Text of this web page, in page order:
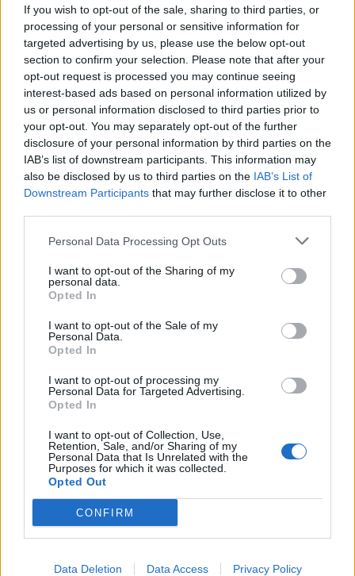
If you wish to opt-out of the sale, sharing to third parties, or
processing of your personal or sensitive information for
targeted advertising by us, please use the below opt-out
section to confirm your selection. Please note that after your
opt-out request is processed you may continue seeing
interest-based ads based on personal information utilized by
us or personal information disclosed to third parties prior to
your opt-out. You may separately opt-out of the further
disclosure of your personal information by third parties on the
IAB’s list of downstream participants. This information may
also be disclosed by us to third parties on the IAB’s List of
Downstream Participants that may further disclose it to other
Personal Data Processing Opt Outs
I want to opt-out of the Sharing of my
personal data.
Opted In
I want to opt-out of the Sale of my
Personal Data.
Opted In
I want to opt-out of processing my
Personal Data for Targeted Advertising.
Opted In
I want to opt-out of Collection, Use,
Retention, Sale, and/or Sharing of my
Personal Data that Is Unrelated with the
Purposes for which it was collected.
Opted Out
CONFIRM
Data Deletion Data Access Privacy Policy
Φωτ.: @athenssidewalksurfers | Artwork: Olafaq Staff
Οι πέζοι περπατάνε στον δρόμο. Ο δρόμος είναι το
νέο πεζοδρόμιο. Μήπως αυτή είναι η πραγματική
σημειολογία της ονοματοδοσίας;
Διαβάστε περισσότερα
| Πεζοδρόμια